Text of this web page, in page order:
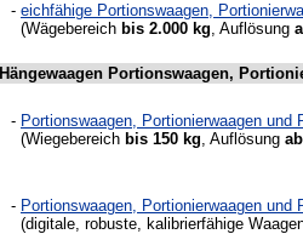
- eichfähige Portionswaagen,
(Wägebereich bis 2.000 kg, Auflösung
Hängewaagen Portionswaagen,
- Portionswaagen, Portionierwaagen und
(Wiegebereich bis 150 kg, Auflösung
- Portionswaagen, Portionierwaagen und
(digitale, robuste, kalibrierfähige